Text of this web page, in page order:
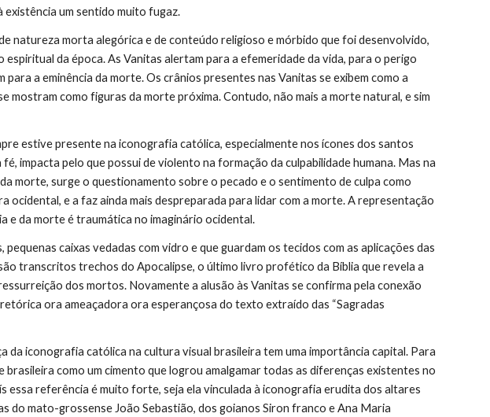
um sentido muito fugaz.
natureza morta alegórica e de conteúdo religioso e mórbido que foi desenvolvido,
da época. As Vanitas alertam para a efemeridade da vida, para o perigo
a eminência da morte. Os crânios presentes nas Vanitas se exibem como a
mostram como figuras da morte próxima. Contudo, não mais a morte natural, e sim
estive presente na iconografia católica, especialmente nos ícones dos santos
impacta pelo que possui de violento na formação da culpabilidade humana. Mas na
morte, surge o questionamento sobre o pecado e o sentimento de culpa como
e a faz ainda mais despreparada para lidar com a morte. A representação
e da morte é traumática no imaginário ocidental.
caixas vedadas com vidro e que guardam os tecidos com as aplicações das
transcritos trechos do Apocalipse, o último livro profético da Bíblia que revela a
dos mortos. Novamente a alusão às Vanitas se confirma pela conexão
ora ameaçadora ora esperançosa do texto extraído das “Sagradas
da iconografia católica na cultura visual brasileira tem uma importância capital. Para
como um cimento que logrou amalgamar todas as diferenças existentes no
referência é muito forte, seja ela vinculada à iconografia erudita dos altares
do mato-grossense João Sebastião, dos goianos Siron franco e Ana Maria